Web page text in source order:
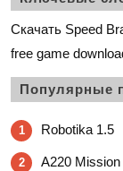
Скачать Speed
free game
Популярные
1 Robotika 1.5
2 A220 Mission